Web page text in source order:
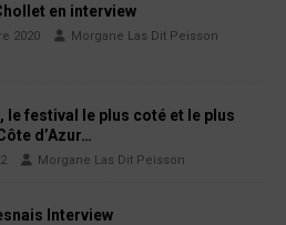
en interview
2020 Morgane Las Dit Peisson
le festival le plus coté et le plus
d’Azur…
Morgane Las Dit Peisson
Interview